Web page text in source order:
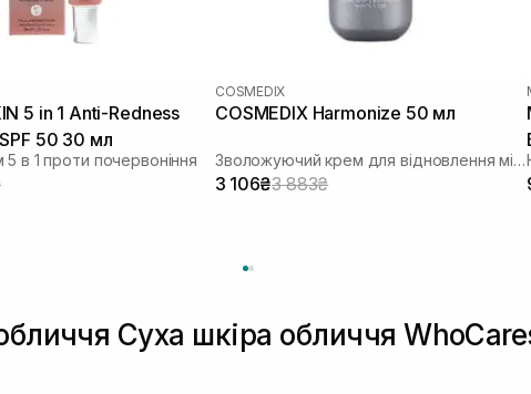
5 in 1 Anti-Redness
50 30 мл
в 1 проти почервоніння
COSMEDIX
COSMEDIX Harmonize 50 мл
Зволожуючий крем для відновлення мікробіома
3 106₴3 883₴
Суха шкіра обличчя